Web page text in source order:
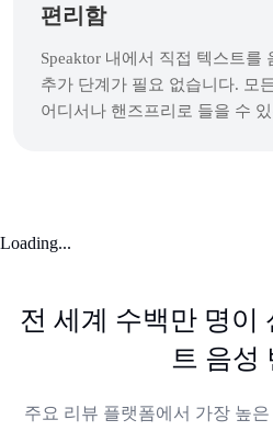
편리함
Speaktor 내에서 직접 텍스트
추가 단계가 필요 없습니다. 모
어디서나 핸즈프리로 들을 수
Loading...
전 세계 수백만 명이
트 음성
주요 리뷰 플랫폼에서 가장 높